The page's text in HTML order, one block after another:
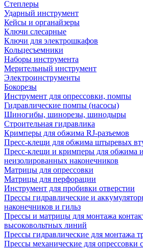
Степлеры
Ударный инструмент
Кейсы и органайзеры
Ключи слесарные
Ключи для электрошкафов
Кольцесъемники
Наборы инструмента
Мерительный инструмент
Электроинструменты
Бокорезы
Инструмент для опрессовки, помпы
Гидравлические помпы (насосы)
Шиногибы, шинорезы, шинодыры
Строительная гидравлика
Кримперы для обжима RJ-разъемов
Пресс-клещи для обжима штыревых
Пресс-клещи и кримперы для обжима
неизолированных наконечников
Матрицы для опрессовки
Матрицы для перфорации
Инструмент для пробивки отверстии
Прессы гидравлические и
наконечников и гильз
Прессы и матрицы для монтажа
высоковольтных линий
Прессы гидравлические для монтажа
Прессы механические для опрессовки